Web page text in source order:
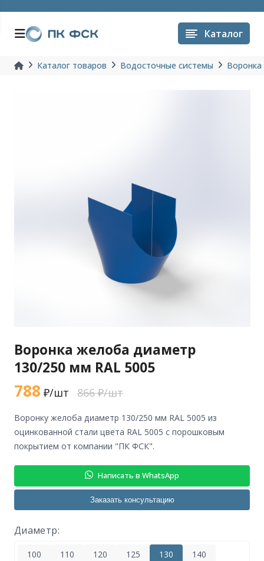
Каталог
Каталог товаров Водосточные системы
Воронка желоба диаметр
130/250 мм RAL 5005
788 ₽/шт 866 ₽/шт
воронку желоба диаметр 130/250 мм RAL 5005 из
оцинкованной стали цвета RAL 5005 с порошковым
покрытием от компании "ПК ФСК".
Написать в WhatsApp
Заказать консультацию
Диаметр:
100 110 120 125 130
140